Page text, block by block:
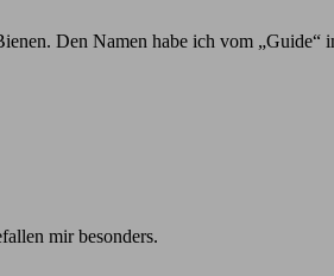
Den Namen habe ich vom
mir besonders.